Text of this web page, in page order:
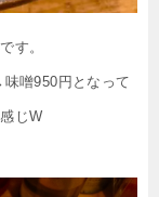
す。
噌950円となって
じW